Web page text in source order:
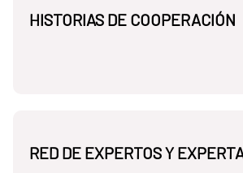
HISTORIAS DE COOPERACIÓN
RED DE EXPERTOS Y